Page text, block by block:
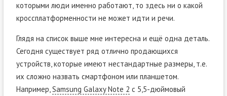
которыми люди именно работают, то здесь ни о какой
кроссплатформенности не может идти и речи.
Глядя на список выше мне интересна и ещё одна деталь.
Сегодня существует ряд отлично продающихся
устройств, которые имеют нестандартные размеры, т.е.
их сложно назвать смартфоном или планшетом.
Например,Samsung Galaxy Note 2 с 5,5-дюймовый